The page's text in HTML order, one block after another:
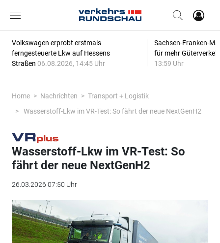
Volkswagen erprobt erstmals
ferngesteuerte Lkw auf Hessens
Straßen 06.08.2026, 14:45 Uhr
Sachsen-Franken-
für mehr
13:59 Uhr
Home Nachrichten
Transport + Logistik
Wasserstoff-Lkw im VR-Test: So fährt der neue NextGenH2
Wasserstoff-Lkw im VR-Test: So
fährt der neue NextGenH2
26.03.2026 07:50 Uhr